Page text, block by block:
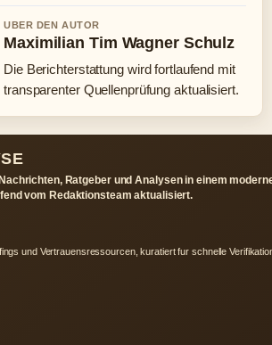
UBER DEN AUTOR
Maximilian Tim Wagner Schulz
Die Berichterstattung wird fortlaufend mit
transparenter Quellenprüfung aktualisiert.
Ratgeber und Analysen in einem
vom Redaktionsteam aktualisiert.
und Vertrauensressourcen, kuratiert fur schnelle